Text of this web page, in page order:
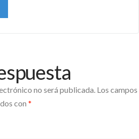
no será publicada. Los campos
con *